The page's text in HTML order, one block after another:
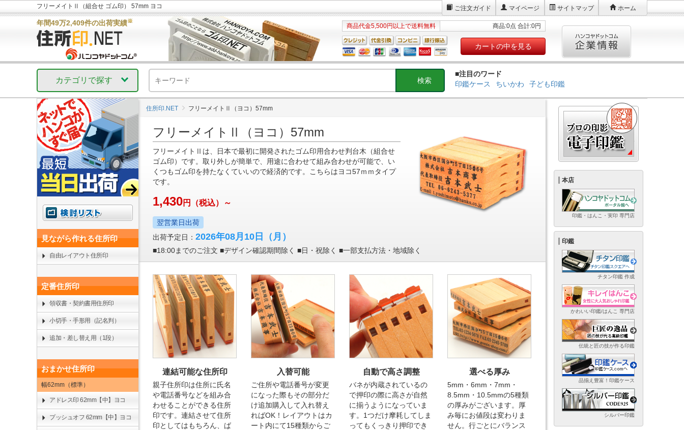
フリーメイトⅡ（組合せ ゴム印） 57mm ヨコ ご注文ガイド マイページ サイトマップ ホーム
年間49万2,409件の出荷実績※
商品代金5,500円以上で送料無料 商品:0点 合計:0円
カートの中を見る
カテゴリで探す
■注目のワード
印鑑ケース
ちいかわ 子ども印鑑
住所印.NET フリーメイトⅡ（ヨコ）57mm
フリーメイトⅡ（ヨコ）57mm
フリーメイトⅡは、日本で最初に開発されたゴム印用合わせ判台木（組合せ
ゴム印）です。取り外しが簡単で、用途に合わせて組み合わせが可能で、い
くつもゴム印を持たなくていいので経済的です。こちらはヨコ57ｍｍタイプ
です。
1,430円 （税込）～
翌営業日出荷
出荷予定日： 2026年08月10日 （月）
■18:00までのご注文 ■デザイン確認期間除く ■日・祝除く ■一部支払方法・地域除く
連結可能な住所印
親子住所印は住所に氏名
や電話番号などを組み合
わせることができる住所
印です。連結させて住所
印としてはもちろん、ば
入替可能
ご住所や電話番号が変更
になった際もその部分だ
け追加購入して入れ替え
ればOK！レイアウトはカ
ート内にて15種類からご
自動で高さ調整
バネが内蔵されているの
で押印の際に高さが自然
に揃うようになっていま
す。1つだけ摩耗してしま
ってもくっきり押印でき
選べる厚み
5mm・6mm・7mm・
8.5mm・10.5mmの5種類
の厚みがございます。厚
み毎にお値段は変わりま
せん。行ごとにバランス
見ながら作れる住所印
自由レイアウト住所印
定番住所印
領収書・契約書用住所印
小切手・手形用（記名判）
追加・差し替え用（1段）
おまかせ住所印
幅62mm（標準）
アドレス印 62mm【中】ヨコ
プッシュオフ 62mm【中】ヨコ
本店
印鑑・はんこ・実印 専門店
印鑑
チタン印鑑 作成
かわいい印鑑/はんこ 専門店
伝統と匠の技が作る印鑑
品揃え豊富！印鑑ケース
シルバー印鑑